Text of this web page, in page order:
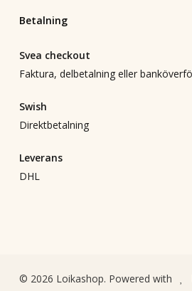
Betalning
Svea checkout
Faktura, delbetalning eller
Swish
Direktbetalning
Leverans
DHL
© 2026 Loikashop. Powered with